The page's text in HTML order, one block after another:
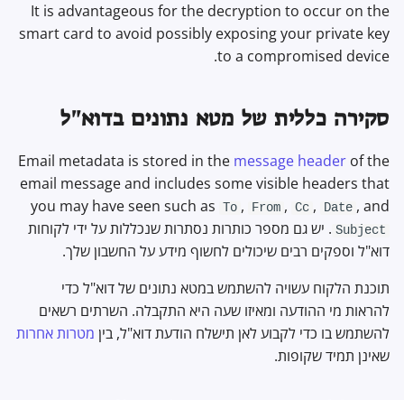
It is advantageous for the decryption to occur on the
smart card to avoid possibly exposing your private key
to a compromised device.
סקירה כללית של מטא נתונים בדוא"ל
Email metadata is stored in the message header of the
email message and includes some visible headers that
you may have seen such as
To , From , Cc , Date , and
Subject . יש גם מספר כותרות נסתרות שנכללות על ידי לקוחות
דוא"ל וספקים רבים שיכולים לחשוף מידע על החשבון שלך.
תוכנת הלקוח עשויה להשתמש במטא נתונים של דוא"ל כדי
להראות מי ההודעה ומאיזו שעה היא התקבלה. השרתים רשאים
להשתמש בו כדי לקבוע לאן תישלח הודעת דוא"ל, בין מטרות אחרות
שאינן תמיד שקופות.